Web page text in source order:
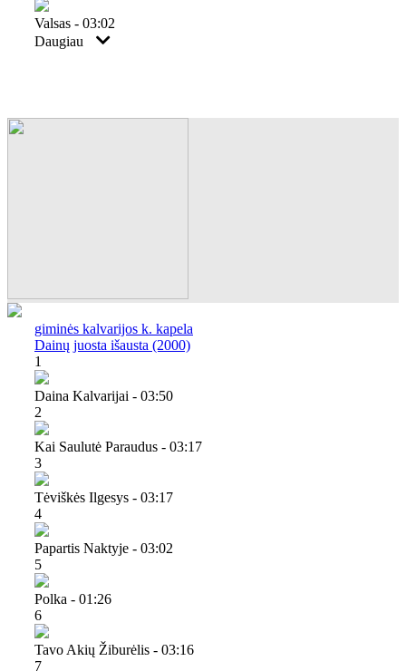
Valsas - 03:02
Daugiau
giminės kalvarijos k. kapela
Dainų juosta išausta (2000)
1
Daina Kalvarijai - 03:50
2
Kai Saulutė Paraudus - 03:17
3
Tėviškės Ilgesys - 03:17
4
Papartis Naktyje - 03:02
5
Polka - 01:26
6
Tavo Akių Žiburėlis - 03:16
7